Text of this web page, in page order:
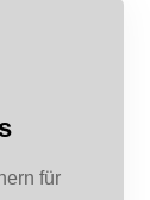
für